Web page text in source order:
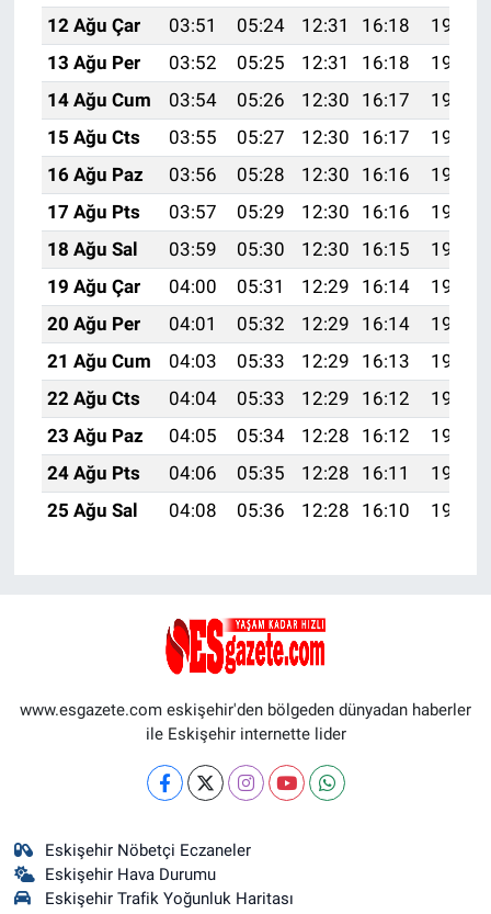
12 Ağu Çar
03:51 05:24 12:31 16:18
19:27
13 Ağu Per
03:52 05:25 12:31 16:18
19:26
14 Ağu Cum
03:54 05:26 12:30 16:17
19:24
15 Ağu Cts
03:55 05:27 12:30 16:17
19:23
16 Ağu Paz
03:56 05:28 12:30 16:16
19:22
17 Ağu Pts
03:57 05:29 12:30 16:16
19:21
18 Ağu Sal
03:59 05:30 12:30 16:15
19:19
19 Ağu Çar
04:00 05:31 12:29 16:14
19:18
20 Ağu Per
04:01 05:32 12:29 16:14
19:17
21 Ağu Cum
04:03 05:33 12:29 16:13
19:15
22 Ağu Cts
04:04 05:33 12:29 16:12
19:14
23 Ağu Paz
04:05 05:34 12:28 16:12
19:12
24 Ağu Pts
04:06 05:35 12:28 16:11
19:11
25 Ağu Sal
04:08 05:36 12:28 16:10 19:09
www.esgazete.com eskişehir'den bölgeden dünyadan haberler
ile Eskişehir internette lider
Eskişehir Nöbetçi Eczaneler
Eskişehir Hava Durumu
Eskişehir Trafik Yoğunluk Haritası